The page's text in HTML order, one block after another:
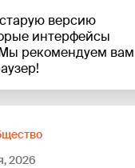
версию
интерфейсы
Мы рекомендуем вам
2026